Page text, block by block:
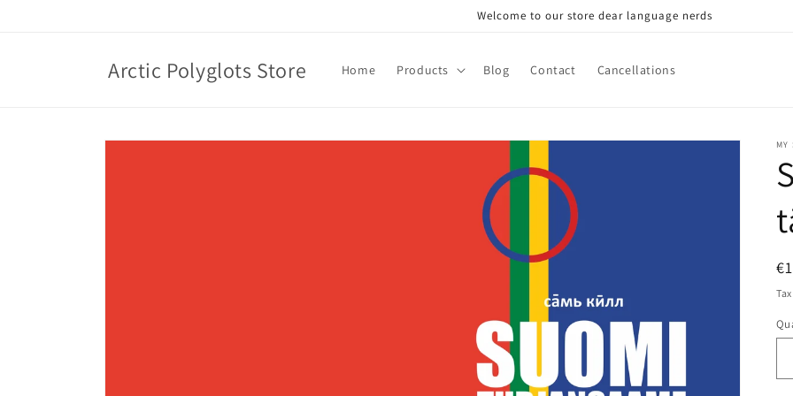
Welcome to our store dear language nerds
Arctic Polyglots Store Home Products Blog Contact Cancellations
Skip to
MY